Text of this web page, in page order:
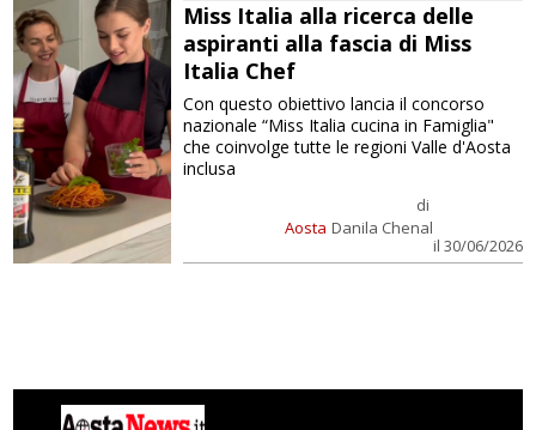
Miss Italia alla ricerca delle
aspiranti alla fascia di Miss
Italia Chef
Aosta
di
Danila Chenal
il 30/06/2026
Con questo obiettivo lancia il concorso
nazionale “Miss Italia cucina in Famiglia"
che coinvolge tutte le regioni Valle d'Aosta
inclusa